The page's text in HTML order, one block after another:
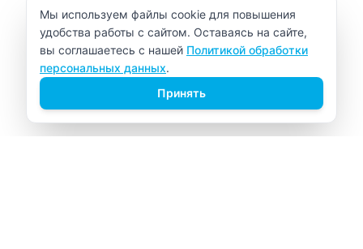
Уведомление об использовании cookie
Мы используем файлы cookie для повышения
удобства работы с сайтом. Оставаясь на сайте,
вы соглашаетесь с нашей Политикой обработки
персональных данных.
Принять